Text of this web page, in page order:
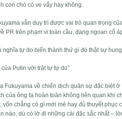
con chó có ve vẩy hay không.
vẫn duy trì được vai trò quan trọng
PR trên phạm vi toàn cầu, đang ngoan cố
nghĩa tự do biến thành thứ gì đó thật sự
của Putin với trật tự tự do”
Fukuyama về chiến dịch quân sự đặc biệt
của ông ta hoàn toàn không liên quan khi
vốn chẳng có gì mới mẻ hay đủ thuyết
nào, dù có lờ đi những cái đặc sắc nhất –